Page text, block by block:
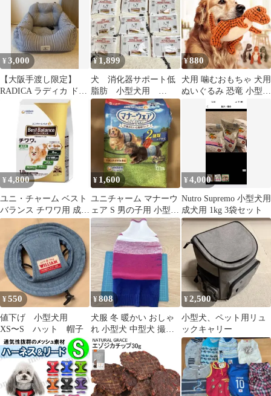
¥3,000
【大阪手渡し限定】
RADICA ラディカ ドラ
イブベッド ヒッコリー
M 小型犬
¥ 1,899
犬 消化器サポート低
脂肪 小型犬用
30g×12 ロイヤルカナン
¥880
犬用 噛むおもちゃ 犬用
ぬいぐるみ 恐竜 小型犬
中型犬 柴犬 ペット用品
¥ 4,800
ユニ・チャーム ベスト
バランス チワワ用 成犬
用 1.8kg×4袋
¥ 1,600
ユニチャーム マナーウ
ェア S 男の子用 小型犬
用 35枚 オス
¥4,000
Nutro Supremo 小型犬用
成犬用 1kg 3袋セット
¥550
値下げ 小型犬用
XS〜S ハット 帽子
¥808
犬服 冬 暖かい おしゃ
れ 小型犬 中型犬 撮影
写真 お散歩 Red(M)
¥2,500
小型犬、ペット用リュ
ックキャリー